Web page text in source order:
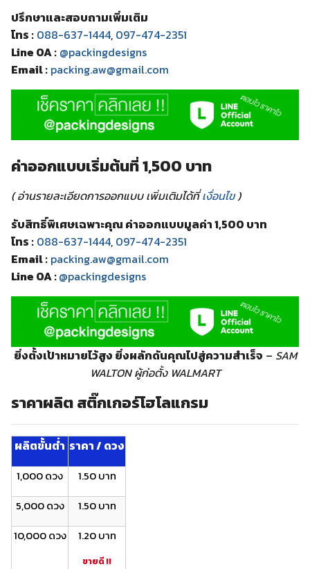
ปรึกษาและสอบถามเพิ่มเติม
โทร : 088-637-1444, 097-474-2351
Line OA : @packingdesigns
Email : packing.aw@gmail.com
ค่าออกแบบเริ่มต้นที่ 1,500 บาท
( อ่านรายละเอียดการออกแบบ เพิ่มเติมได้ที่เงื่อนไข)
รับสิทธิ์พิเศษเฉพาะคุณ ค่าออกแบบมูลค่า 1,500 บาท
โทร : 088-637-1444, 097-474-2351
Email : packing.aw@gmail.com
Line OA :@packingdesigns
ยิ่งตั้งเป้าหมายไว้สูง ยิ่งผลักดันคุณไปสู่ความสำเร็จ – SAM
WALTON ผู้ก่อตั้ง WALMART
ราคาผลิต สติ๊กเกอร์โฮโลแกรม
ผลิตขั้นต่ำ ราคา / ดวง
1,000 ดวง
1.50 บาท
5,000 ดวง
1.50 บาท
10,000 ดวง
1.20 บาท
ขายดี !!